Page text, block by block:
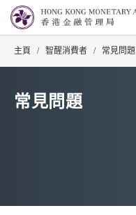
主頁 / 智醒消費者 / 常見問題
常見問題